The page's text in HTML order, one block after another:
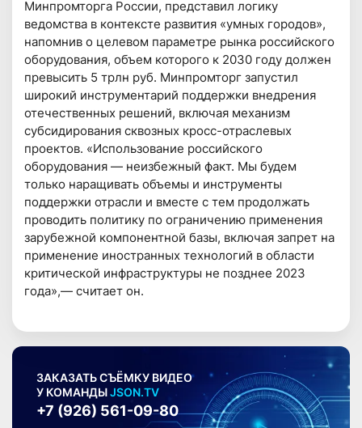
Минпромторга России, представил логику
ведомства в контексте развития «умных городов»,
напомнив о целевом параметре рынка российского
оборудования, объем которого к 2030 году должен
превысить 5 трлн руб. Минпромторг запустил
широкий инструментарий поддержки внедрения
отечественных решений, включая механизм
субсидирования сквозных кросс-отраслевых
проектов. «Использование российского
оборудования — неизбежный факт. Мы будем
только наращивать объемы и инструменты
поддержки отрасли и вместе с тем продолжать
проводить политику по ограничению применения
зарубежной компонентной базы, включая запрет на
применение иностранных технологий в области
критической инфраструктуры не позднее 2023
года»,— считает он.
ЗАКАЗАТЬ СЪЁМКУ ВИДЕО
У КОМАНДЫJSON.TV
+7 (926) 561-09-80